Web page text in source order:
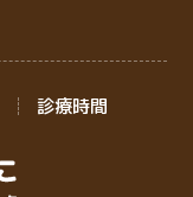
診療時間